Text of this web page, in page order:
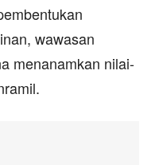
wawasan
menanamkan nilai-